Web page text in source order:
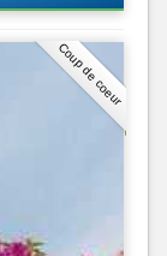
Coup de coeur